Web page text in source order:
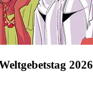
2026